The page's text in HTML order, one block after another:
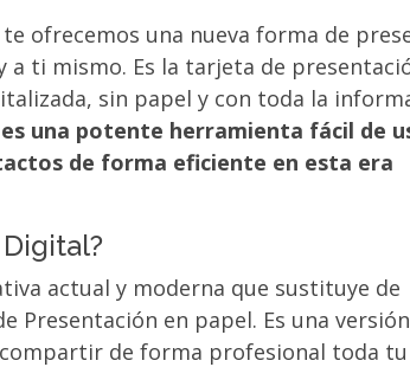
te ofrecemos una nueva forma de
a ti mismo. Es la tarjeta de
sin papel y con toda la
es una potente herramienta fácil de
de forma eficiente en esta era
actual y moderna que sustituye de
Presentación en papel. Es una
de forma profesional toda tu